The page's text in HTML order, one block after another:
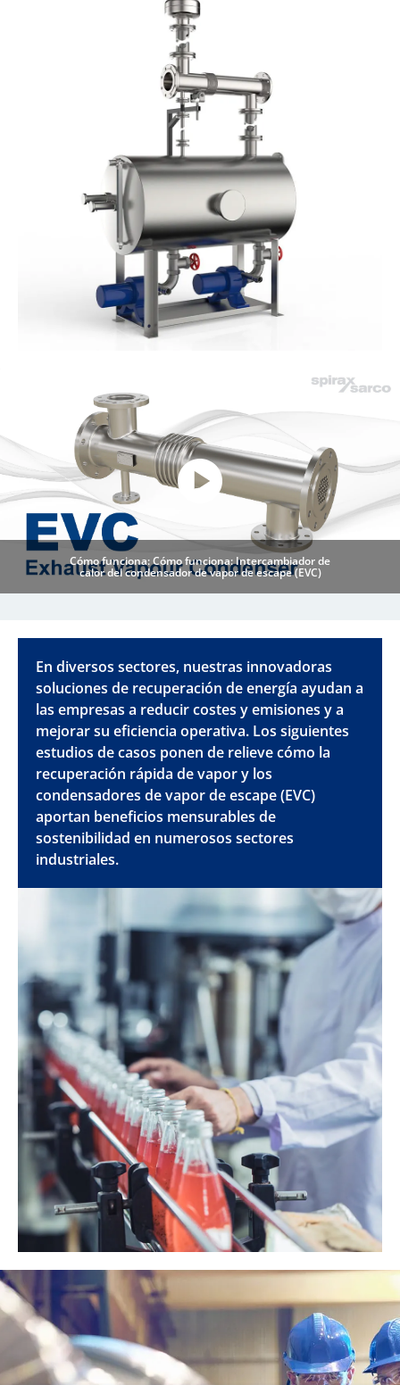
Cómo funciona: Cómo funciona: Intercambiador de
calor del condensador de vapor de escape (EVC)
En diversos sectores, nuestras innovadoras
soluciones de recuperación de energía ayudan a
las empresas a reducir costes y emisiones y a
mejorar su eficiencia operativa. Los siguientes
estudios de casos ponen de relieve cómo la
recuperación rápida de vapor y los
condensadores de vapor de escape (EVC)
aportan beneficios mensurables de
sostenibilidad en numerosos sectores
industriales.